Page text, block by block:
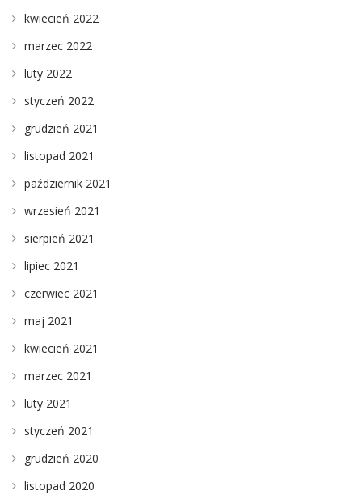
kwiecień 2022
marzec 2022
luty 2022
styczeń 2022
grudzień 2021
listopad 2021
październik 2021
wrzesień 2021
sierpień 2021
lipiec 2021
czerwiec 2021
maj 2021
kwiecień 2021
marzec 2021
luty 2021
styczeń 2021
grudzień 2020
listopad 2020